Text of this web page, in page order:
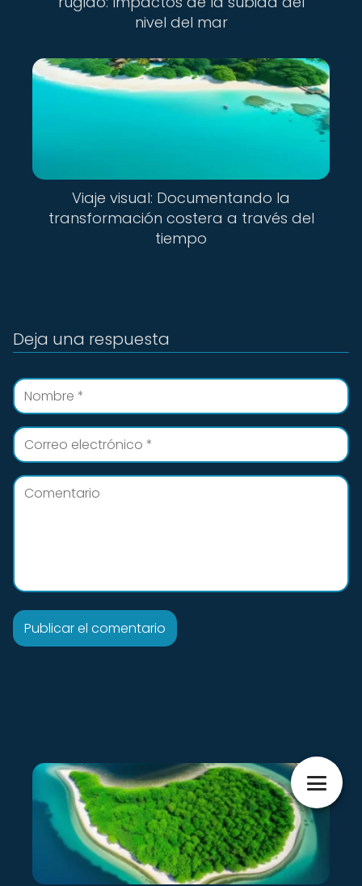
nivel del mar
Viaje visual: Documentando la
transformación costera a través del
tiempo
Deja una respuesta